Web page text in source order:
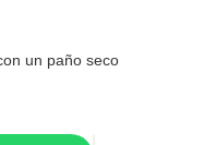
un paño seco